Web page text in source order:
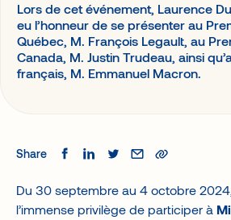
Lors de cet événement, Laurence
eu l’honneur de se présenter au
Québec, M. François Legault, au
Canada, M. Justin Trudeau, ainsi
français, M. Emmanuel Macron.
Share
Du 30 septembre au 4 octobre
l’immense privilège de participer à